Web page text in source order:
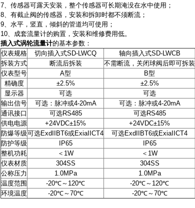
7、传感器可露天安装，整个传感器可长期淹没在水中使用；
8、有截止阀的传感器，安装和拆卸时都不须断流；
9、水平，竖直，倾斜的管道均可使用；
10、成套流量计的购置，安装和维修费用低。
插入式涡轮流量计的基本参数：
仪表规格
切向插入式SD-LWCQ
轴向插入式SD-LWCB
拆装方式
断流后拆装
不需断流，关闭球阀后即可拆装
仪表型号
A型 B型
精确度
±2.5%
±2.5%
显示器
可选
可选
输出信号
可选：脉冲或4-20mA 可选：脉冲或4-20mA
通讯接口
可选RS485 可选RS485
供电电源
+24VDC±15%
+24VDC±15%
防爆等级可选ExdIIBT6或ExiaIICT4 可选ExdIIBT6或ExiaIICT4
防护等级
IP65
IP65
整机功耗
＜ 1W ＜ 1W
仪表材质
304SS
304SS
公称压力
1.0MPa
1.0MPa
温度范围
-20℃～ 120℃ -20℃～ 120℃
环境温度
-20℃～70℃ -20℃～70℃